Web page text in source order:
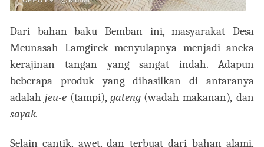
Dari bahan baku Bemban ini, masyarakat Desa
Meunasah Lamgirek menyulapnya menjadi aneka
kerajinan tangan yang sangat indah. Adapun
beberapa produk yang dihasilkan di antaranya
adalah jeu-e(tampi), gateng (wadah makanan),dan
sayak.
Selain cantik, awet, dan terbuat dari bahan alami,